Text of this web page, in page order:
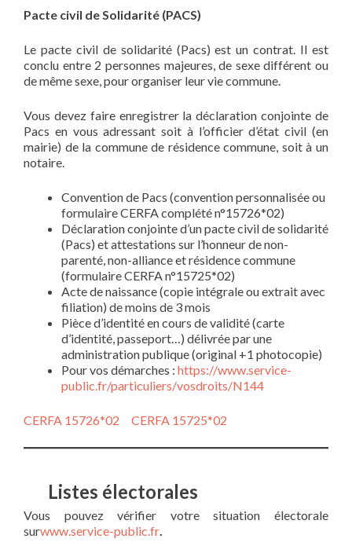
Pacte civil de Solidarité (PACS)
Le pacte civil de solidarité (Pacs) est un contrat. Il est
conclu entre 2 personnes majeures, de sexe différent ou
de même sexe, pour organiser leur vie commune.
Vous devez faire enregistrer la déclaration conjointe de
Pacs en vous adressant soit à l’officier d’état civil (en
mairie) de la commune de résidence commune, soit à un
notaire.
Convention de Pacs (convention personnalisée ou
formulaire CERFA complété n°15726*02)
Déclaration conjointe d’un pacte civil de solidarité
(Pacs) et attestations sur l’honneur de non-
parenté, non-alliance et résidence commune
(formulaire CERFA n°15725*02)
Acte de naissance (copie intégrale ou extrait avec
filiation) de moins de 3 mois
Pièce d’identité en cours de validité (carte
d’identité, passeport…) délivrée par une
administration publique (original +1 photocopie)
Pour vos démarches : https://www.service-
public.fr/particuliers/vosdroits/N144
CERFA 15726*02 CERFA 15725*02
Listes électorales
Vous pouvez vérifier votre situation électorale
surwww.service-public.fr.